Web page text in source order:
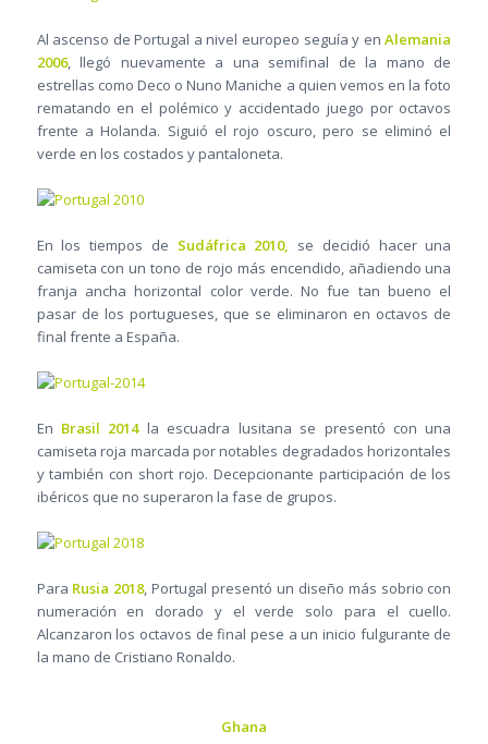
Al ascenso de Portugal a nivel europeo seguía y enAlemania
2006, llegó nuevamente a una semifinal de la mano de
estrellas como Deco o Nuno Maniche a quien vemos en la foto
rematando en el polémico y accidentado juego por octavos
frente a Holanda. Siguió el rojo oscuro, pero se eliminó el
verde en los costados y pantaloneta.
En los tiempos de Sudáfrica 2010, se decidió hacer una
camiseta con un tono de rojo más encendido, añadiendo una
franja ancha horizontal color verde. No fue tan bueno el
pasar de los portugueses, que se eliminaron en octavos de
final frente a España.
En Brasil 2014la escuadra lusitana se presentó con una
camiseta roja marcada por notables degradados horizontales
y también con short rojo. Decepcionante participación de los
ibéricos que no superaron la fase de grupos.
Para Rusia 2018, Portugal presentó un diseño más sobrio con
numeración en dorado y el verde solo para el cuello.
Alcanzaron los octavos de final pese a un inicio fulgurante de
la mano de Cristiano Ronaldo.
Ghana